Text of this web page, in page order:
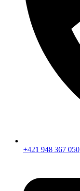
+421 948 367 050